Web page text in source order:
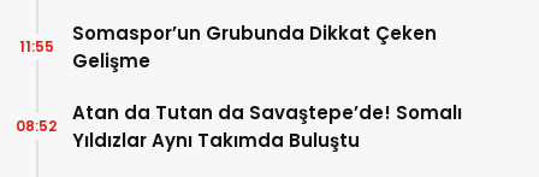
Somaspor’un Grubunda Dikkat Çeken
Gelişme
11:55
Atan da Tutan da Savaştepe’de! Somalı
Yıldızlar Aynı Takımda Buluştu
08:52